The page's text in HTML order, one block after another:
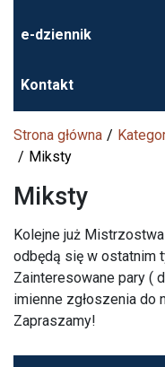
e-dziennik
Kontakt
Strona główna
Miksty
Miksty
Kolejne już
odbędą się w ostatnim
Zainteresowane pary (
imienne zgłoszenia do
Zapraszamy!